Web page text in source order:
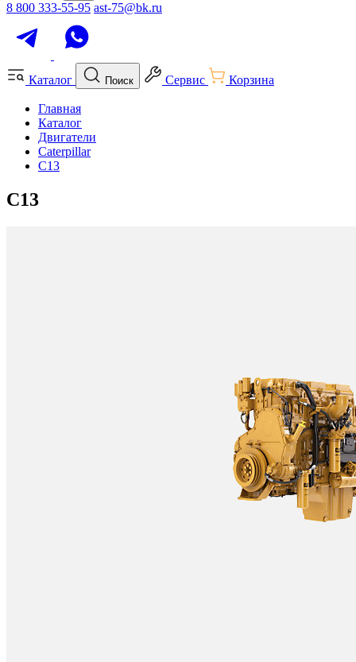
8 800 333-55-95 ast-75@bk.ru
Каталог Поиск Сервис Корзина
Главная
Каталог
Двигатели
Caterpillar
C13
C13